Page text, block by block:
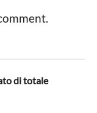
di totale